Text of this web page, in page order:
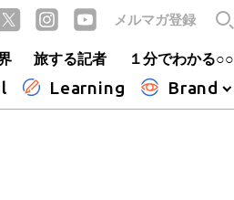
旅する記者 １分でわかる○○
Learning Brand
メルマガ登録